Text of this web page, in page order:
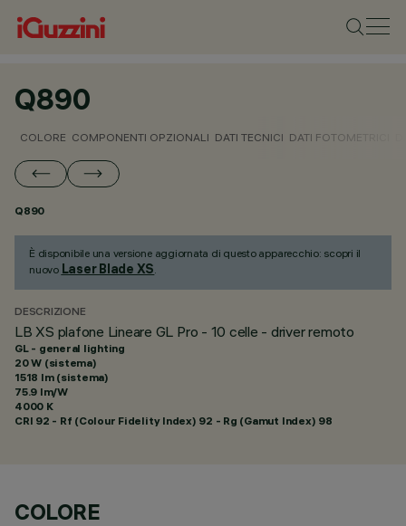
Q890
COLORE COMPONENTI OPZIONALI DATI TECNICI DATI FOTOMETRICI
Q890
È disponibile una versione aggiornata di questo apparecchio: scopri il
nuovo Laser Blade XS.
DESCRIZIONE
LB XS plafone Lineare GL Pro - 10 celle - driver remoto
GL - general lighting
20 W (sistema)
1518 lm (sistema)
75.9 lm/W
4000 K
CRI 92 - Rf (Colour Fidelity Index) 92 - Rg (Gamut Index) 98
COLORE